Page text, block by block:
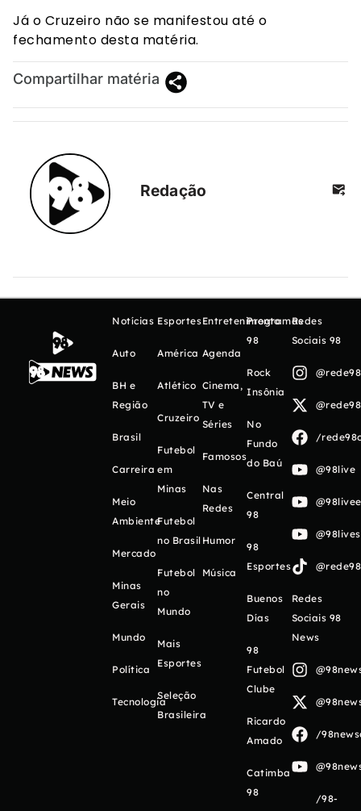
Já o Cruzeiro não se manifestou até o
fechamento desta matéria.
Compartilhar matéria
Redação
Notícias
Auto
BH e
Região
Brasil
Carreira
Meio
Ambiente
Mercado
Minas
Gerais
Mundo
Política
Tecnologia
Esportes
América
Atlético
Cruzeiro
Futebol
em
Minas
Futebol
no Brasil
Futebol
no
Mundo
Mais
Esportes
Seleção
Brasileira
Entretenimento
Agenda
Cinema,
TV e
Séries
Famosos
Nas
Redes
Humor
Música
Programas
98
Rock
Insônia
No
Fundo
do Baú
Central
98
98
Esportes
Buenos
Días
98
Futebol
Clube
Ricardo
Amado
Catimba
98
Redes
Sociais 98
/
@98live
Redes
Sociais 98
News
/
/98-